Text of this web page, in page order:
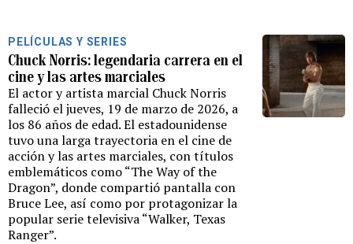
PELÍCULAS Y SERIES
Chuck Norris: legendaria carrera en el
cine y las artes marciales
El actor y artista marcial Chuck Norris
falleció el jueves, 19 de marzo de 2026, a
los 86 años de edad. El estadounidense
tuvo una larga trayectoria en el cine de
acción y las artes marciales, con títulos
emblemáticos como “The Way of the
Dragon”, donde compartió pantalla con
Bruce Lee, así como por protagonizar la
popular serie televisiva “Walker, Texas
Ranger”.